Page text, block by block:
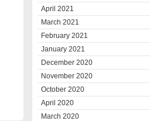
April 2021
March 2021
February 2021
January 2021
December 2020
November 2020
October 2020
April 2020
March 2020